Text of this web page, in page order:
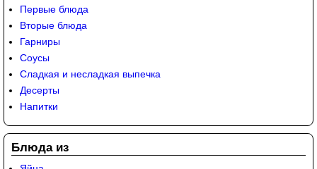
Первые блюда
Вторые блюда
Гарниры
Соусы
Сладкая и несладкая выпечка
Десерты
Напитки
Блюда из